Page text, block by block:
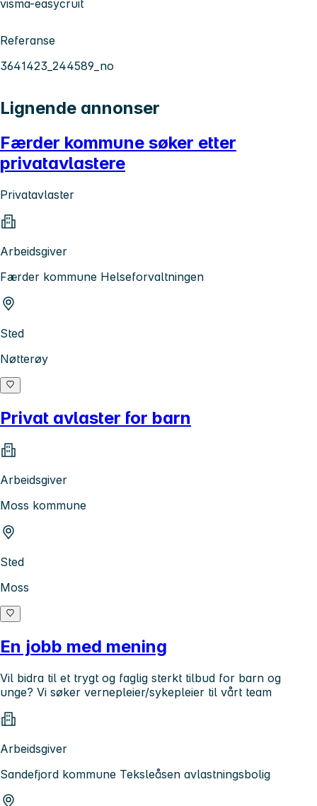
visma-easycruit
Referanse
3641423_244589_no
Lignende annonser
Færder kommune søker etter
privatavlastere
Privatavlaster
Arbeidsgiver
Færder kommune Helseforvaltningen
Sted
Nøtterøy
Privat avlaster for barn
Arbeidsgiver
Moss kommune
Sted
Moss
En jobb med mening
Vil bidra til et trygt og faglig sterkt tilbud for barn og
unge? Vi søker vernepleier/sykepleier til vårt team
Arbeidsgiver
Sandefjord kommune Teksleåsen avlastningsbolig